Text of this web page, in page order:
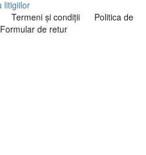
Termeni şi condiţii
Politica de
Formular de retur